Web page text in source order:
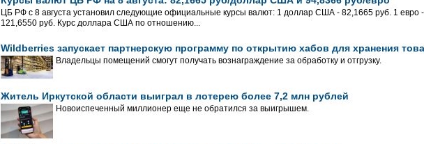
ЦБ РФ с 8 августа установил следующие официальные курсы валют: 1 доллар США - 82,1665 руб. 1 евро
121,6550 руб. Курс доллара США по отношению...
Wildberries запускает партнерскую программу по открытию хабов для хранения
Владельцы помещений смогут получать вознаграждение за обработку и отгрузку.
Житель Иркутской области выиграл в лотерею более 7,2 млн рублей
Новоиспеченный миллионер еще не обратился за выигрышем.